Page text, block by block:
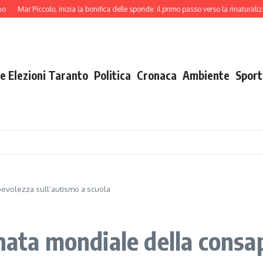
Piccolo, inizia la bonifica delle sponde: il primo passo verso la
Elezioni Taranto Politica Cronaca Ambiente Sport
sull’autismo a scuola
mondiale della